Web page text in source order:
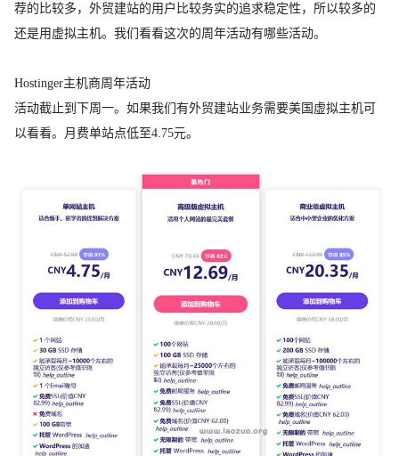
荐的比较多，外贸建站的用户比较务实的追求稳定性，所以较多的
还是用虚拟主机。我们看看这次的周年活动有哪些活动。
Hostinger主机商周年活动
活动截止到下周一。如果我们有外贸建站业务需要美国虚拟主机可
以看看。月费单站点低至4.75元。